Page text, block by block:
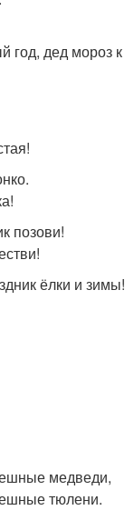
год, дед мороз к
позови!
ёлки и зимы!
медведи,
тюлени.